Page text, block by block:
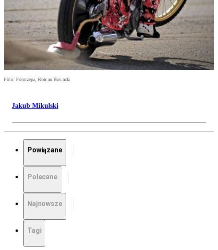
Foto: Fotorzepa, Roman Bosiacki
Jakub Mikulski
Powiązane
Polecane
Najnowsze
Tagi